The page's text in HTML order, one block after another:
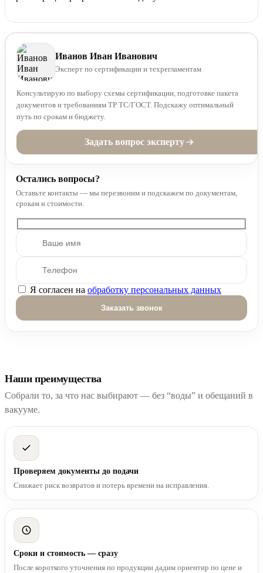
Иванов Иван Иванович
Эксперт по сертификации и техрегламентам
Консультирую по выбору схемы сертификации, подготовке пакета
документов и требованиям ТР ТС/ГОСТ. Подскажу оптимальный
путь по срокам и бюджету.
Задать вопрос эксперту
Остались вопросы?
Оставьте контакты — мы перезвоним и подскажем по документам,
срокам и стоимости.
Оставьте это поле пустым.
Я согласен на обработку персональных данных
Наши преимущества
Собрали то, за что нас выбирают — без “воды” и обещаний в
вакууме.
Проверяем документы до подачи
Снижает риск возвратов и потерь времени на исправления.
Сроки и стоимость — сразу
После короткого уточнения по продукции дадим ориентир по цене и